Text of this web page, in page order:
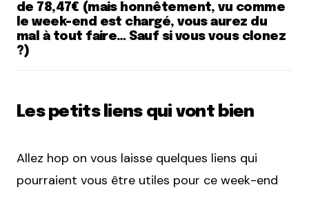
de 78,47€ (mais honnêtement, vu comme
le week-end est chargé, vous aurez du
mal à tout faire… Sauf si vous vous clonez
?)
Les petits liens qui vont bien
Allez hop on vous laisse quelques liens qui
pourraient vous être utiles pour ce week-end